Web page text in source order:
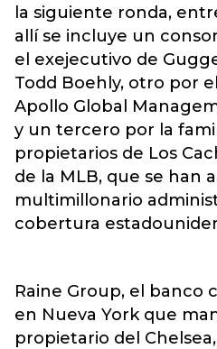
la siguiente ronda,
allí se incluye un
el exejecutivo de
Todd Boehly, otro por
Apollo Global
y un tercero por la
propietarios de Los
de la MLB, que se han
multimillonario
cobertura
Raine Group, el banco
en Nueva York que
propietario del